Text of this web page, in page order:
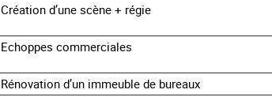
Création d’une scène + régie
Echoppes commerciales
Rénovation d’un immeuble de bureaux